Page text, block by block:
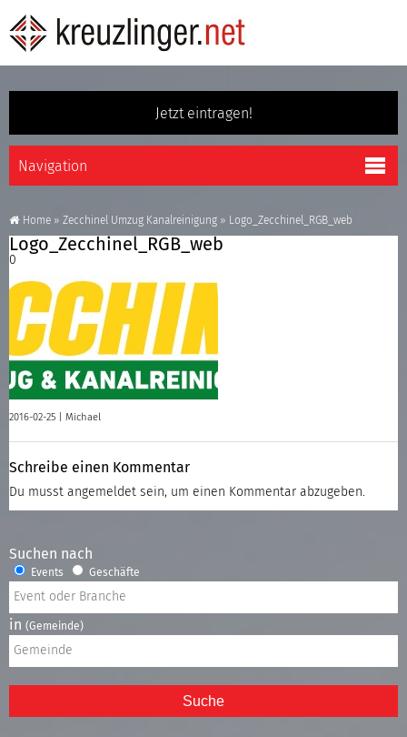
Jetzt eintragen!
Home » Zecchinel Umzug Kanalreinigung » Logo_Zecchinel_RGB_web
Logo_Zecchinel_RGB_web
0
2016-02-25 | Michael
Schreibe einen Kommentar
Du musst angemeldet sein, um einen Kommentar abzugeben.
Suchen nach
Events Geschäfte
in (Gemeinde)
Suche